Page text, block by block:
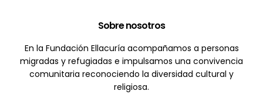
Sobre nosotros
En la Fundación Ellacuría acompañamos a personas
migradas y refugiadas e impulsamos una convivencia
comunitaria reconociendo la diversidad cultural y
religiosa.